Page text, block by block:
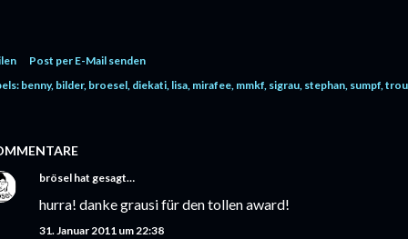
Post per E-Mail senden
benny bilder broesel diekati lisa mirafee mmkf sigrau stephan sumpf
brösel hat gesagt…
hurra! danke grausi für den tollen award!
31. Januar 2011 um 22:38